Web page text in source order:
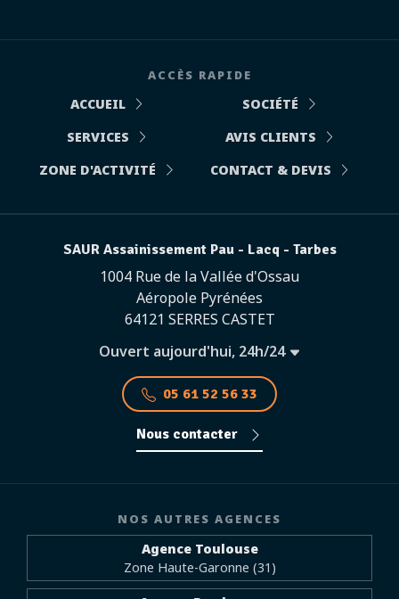
ACCÈS RAPIDE
ACCUEIL
SOCIÉTÉ
SERVICES
AVIS CLIENTS
ZONE D'ACTIVITÉ
CONTACT & DEVIS
SAUR Assainissement Pau - Lacq - Tarbes
1004 Rue de la Vallée d'Ossau
Aéropole Pyrénées
64121 SERRES CASTET
Ouvert aujourd'hui, 24h/24
05 61 52 56 33
Nous contacter
NOS AUTRES AGENCES
Agence Toulouse
Zone Haute-Garonne (31)